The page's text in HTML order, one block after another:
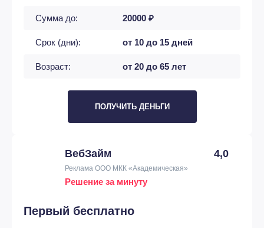
Сумма до: 20000 ₽
Срок (дни): от 10 до 15 дней
Возраст: от 20 до 65 лет
ПОЛУЧИТЬ ДЕНЬГИ
ВебЗайм 4,0
Реклама ООО МКК «Академическая»
Решение за минуту
Первый бесплатно